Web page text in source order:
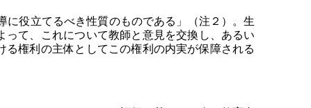
役立てるべき性質のものである」（注２）。生
て、これについて教師と意見を交換し、あるい
権利の主体としてこの権利の内実が保障される